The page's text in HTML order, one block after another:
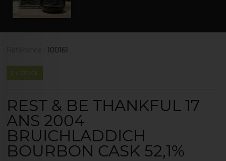
100161
EN STOCK
REST & BE THANKFUL 17
ANS 2004
BRUICHLADDICH
BOURBON CASK 52,1%